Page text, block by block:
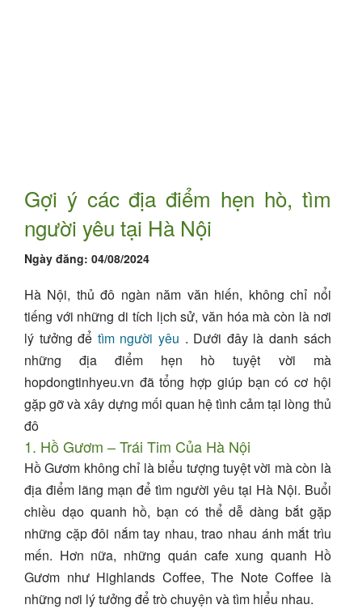
Gợi ý các địa điểm hẹn hò, tìm
người yêu tại Hà Nội
Ngày đăng: 04/08/2024
Hà Nội, thủ đô ngàn năm văn hiến, không chỉ nổi
tiếng với những di tích lịch sử, văn hóa mà còn là nơi
lý tưởng để tìm người yêu . Dưới đây là danh sách
những địa điểm hẹn hò tuyệt vời mà
hopdongtinhyeu.vn đã tổng hợp giúp bạn có cơ hội
gặp gỡ và xây dựng mối quan hệ tình cảm tại lòng thủ
đô
1. Hồ Gươm – Trái Tim Của Hà Nội
Hồ Gươm không chỉ là biểu tượng tuyệt vời mà còn là
địa điểm lãng mạn để tìm người yêu tại Hà Nội. Buổi
chiều dạo quanh hồ, bạn có thể dễ dàng bắt gặp
những cặp đôi nắm tay nhau, trao nhau ánh mắt trìu
mến. Hơn nữa, những quán cafe xung quanh Hồ
Gươm như Highlands Coffee, The Note Coffee là
những nơi lý tưởng để trò chuyện và tìm hiểu nhau.